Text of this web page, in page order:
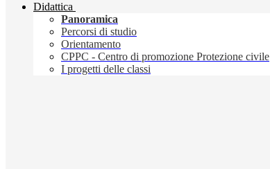
Didattica
Panoramica
Percorsi di studio
Orientamento
CPPC - Centro di promozione Protezione civile
I progetti delle classi